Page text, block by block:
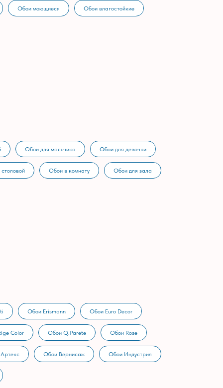
Обои моющиеся Обои влагостойкие
Обои для мальчика Обои для девочки
Обои в комнату Обои для зала
Обои Erismann Обои Euro Decor
Color Обои Q.Parete Обои Rose
Обои Вернисаж Обои Индустрия